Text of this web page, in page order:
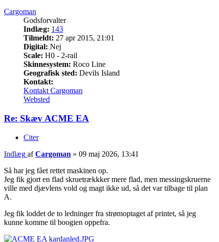
Cargoman
Godsforvalter
Indlæg: 143
Tilmeldt: 27 apr 2015, 21:01
Digital: Nej
Scale: H0 - 2-rail
Skinnesystem: Roco Line
Geografisk sted: Devils Island
Kontakt:
Kontakt Cargoman
Websted
Re: Skæv ACME EA
Citer
Indlæg afCargoman » 09 maj 2026, 13:41
Så har jeg fået rettet maskinen op.
Jeg fik gjort en flad skruetrækkker mere flad, men messingskruerne
ville med djævlens vold og magt ikke ud, så det var tilbage til plan
A.
Jeg fik loddet de to ledninger fra strømoptaget af printet, så jeg
kunne komme til boogien oppefra.